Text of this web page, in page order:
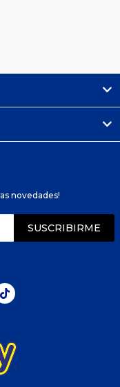
novedades!
SUSCRIBIRME